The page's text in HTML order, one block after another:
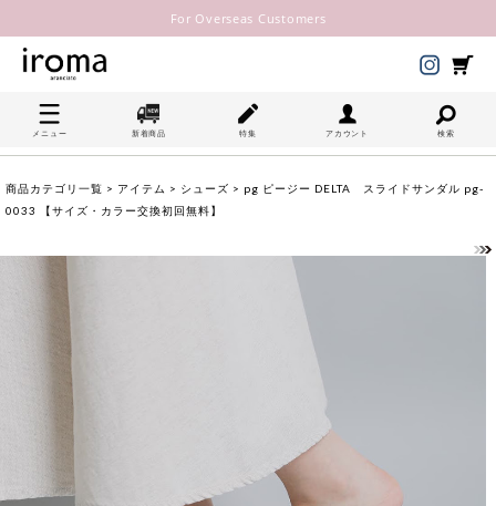
For Overseas Customers
メニュー 新着商品 特集 アカウント 検索
商品カテゴリ一覧 > アイテム > シューズ > pg ピージー DELTA スライドサンダル pg-
0033 【サイズ・カラー交換初回無料】